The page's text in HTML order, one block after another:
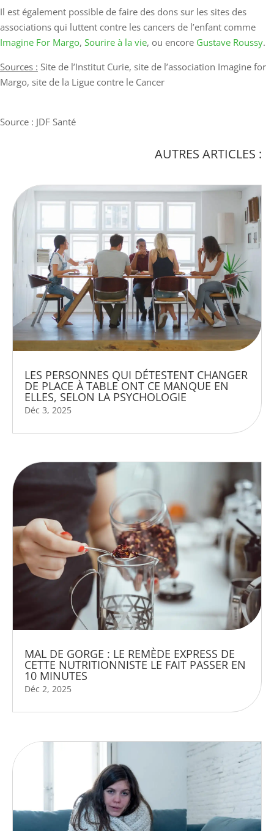
Il est également possible de faire des dons sur les sites des
associations qui luttent contre les cancers de l’enfant comme
Imagine For Margo, Sourire à la vie, ou encore Gustave Roussy.
Sources : Site de l’Institut Curie, site de l’association Imagine for
Margo, site de la Ligue contre le Cancer
Source : JDF Santé
AUTRES ARTICLES :
LES PERSONNES QUI DÉTESTENT CHANGER
DE PLACE À TABLE ONT CE MANQUE EN
ELLES, SELON LA PSYCHOLOGIE
Déc 3, 2025
MAL DE GORGE : LE REMÈDE EXPRESS DE
CETTE NUTRITIONNISTE LE FAIT PASSER EN
10 MINUTES
Déc 2, 2025